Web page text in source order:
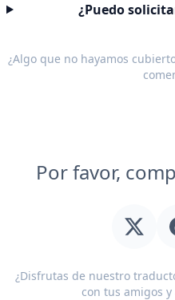
¿Puedo
¿Algo que no hayamos
Por favor,
¿Disfrutas de nuestro
con tus amigos